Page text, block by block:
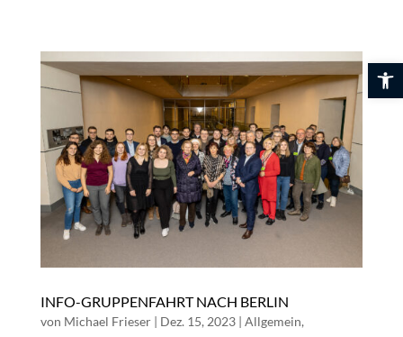
INFO-GRUPPENFAHRT NACH BERLIN
von Michael Frieser| Dez. 15, 2023| Allgemein,